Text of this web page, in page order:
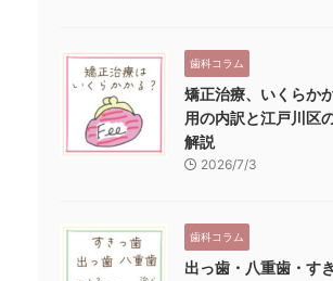
歯科コラム
矯正治療、いくらか
用の内訳と江戸川区
解説
2026/7/3
歯科コラム
出っ歯・八重歯・す